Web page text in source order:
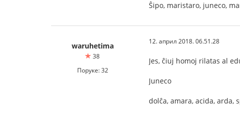
Ŝipo, maristaro, juneco,
waruhetima
38
Поруке: 32
12. април 2018. 06.51.28
Jes, ĉiuj homoj rilatas al
Juneco
dolĉa, amara, acida, arda,